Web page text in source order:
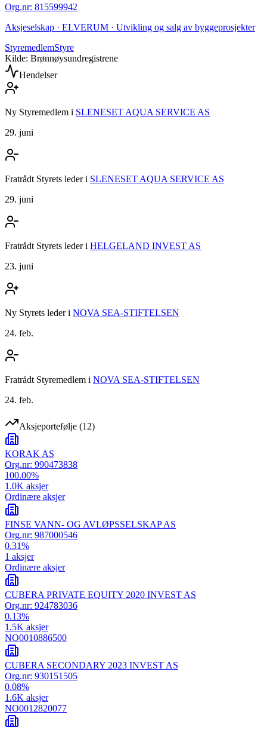
Org.nr: 815599942
Aksjeselskap · ELVERUM · Utvikling og salg av byggeprosjekter
StyremedlemStyre
Kilde: Brønnøysundregistrene
Hendelser
Ny Styremedlem i SLENESET AQUA SERVICE AS
29. juni
Fratrådt Styrets lederi SLENESET AQUA SERVICE AS
29. juni
Fratrådt Styrets lederi HELGELAND INVEST AS
23. juni
Ny Styrets lederi NOVA SEA-STIFTELSEN
24. feb.
Fratrådt Styremedlem i NOVA SEA-STIFTELSEN
24. feb.
Aksjeportefølje (12)
KORAK AS
Org.nr: 990473838
100.00%
1.0K aksjer
Ordinære aksjer
FINSE VANN- OG AVLØPSSELSKAP AS
Org.nr: 987000546
0.31%
1 aksjer
Ordinære aksjer
CUBERA PRIVATE EQUITY 2020 INVEST AS
Org.nr: 924783036
0.13%
1.5K aksjer
NO0010886500
CUBERA SECONDARY 2023 INVEST AS
Org.nr: 930151505
0.08%
1.6K aksjer
NO0012820077